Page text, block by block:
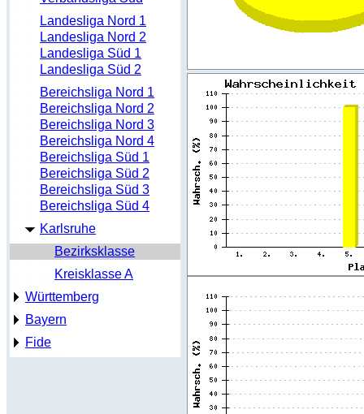
Landesliga Nord 1
Landesliga Nord 2
Landesliga Süd 1
Landesliga Süd 2
Bereichsliga Nord 1
Bereichsliga Nord 2
Bereichsliga Nord 3
Bereichsliga Nord 4
Bereichsliga Süd 1
Bereichsliga Süd 2
Bereichsliga Süd 3
Bereichsliga Süd 4
Karlsruhe
Bezirksklasse
Kreisklasse A
Württemberg
Bayern
Fide